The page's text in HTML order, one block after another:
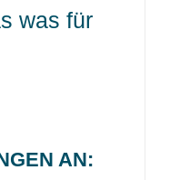
was für
AN: